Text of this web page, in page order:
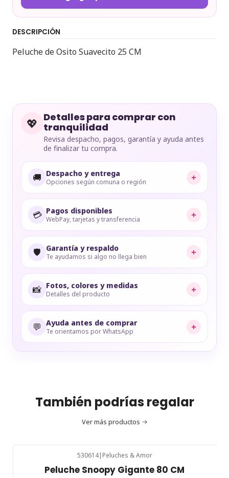
DESCRIPCIÓN
Peluche de Osito Suavecito 25 CM
💖 Detalles para comprar con
tranquilidad
Revisa despacho, pagos, garantía y ayuda antes
de finalizar tu compra.
🚚 Despacho y entrega
Opciones según comuna o región +
💳 Pagos disponibles
WebPay, tarjetas y transferencia +
🛡️ Garantía y respaldo
Te ayudamos si algo no llega bien +
📸 Fotos, colores y medidas
Detalles del producto +
💬 Ayuda antes de comprar
Te orientamos por WhatsApp +
También podrías regalar
Ver más productos
530614| Peluches & Amor
Peluche Snoopy Gigante 80 CM